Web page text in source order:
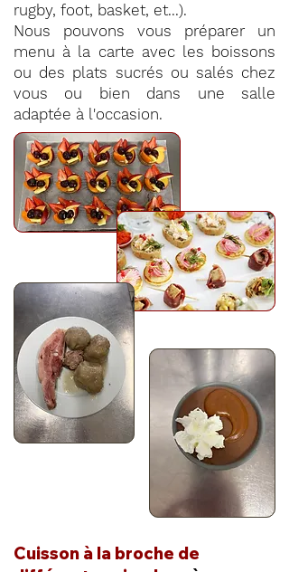
rugby, foot, basket, et...).
Nous pouvons vous préparer un
menu à la carte avec les boissons
ou des plats sucrés ou salés chez
vous ou bien dans une salle
adaptée à l'occasion.
Cuisson à la broche de